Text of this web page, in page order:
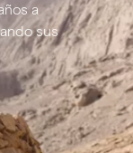
a
sus